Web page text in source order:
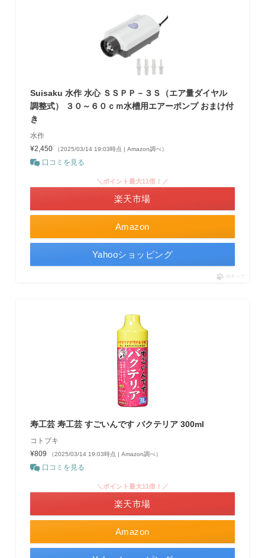
Suisaku 水作 水心 ＳＳＰＰ－３Ｓ（エア量ダイヤル
調整式） ３０～６０ｃｍ水槽用エアーポンプ おまけ付
き
水作
¥2,450
（2025/03/14 19:03時点 | Amazon調べ）
口コミを見る
Amazon
＼ポイント最大11倍！／
楽天市場
Yahooショッピング
ポチップ
寿工芸 寿工芸 すごいんです バクテリア 300ml
コトブキ
¥809
（2025/03/14 19:03時点 | Amazon調べ）
口コミを見る
Amazon
＼ポイント最大11倍！／
楽天市場